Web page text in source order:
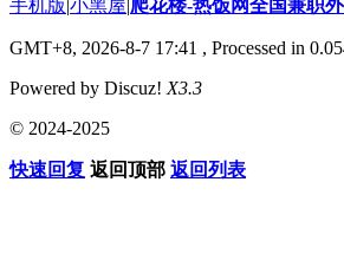
手机版 小黑屋 爬花楼-热饭网全国兼职
GMT+8, 2026-8-7 17:41 , Processed in
Powered by Discuz! X3.3
© 2024-2025
快速回复 返回顶部 返回列表